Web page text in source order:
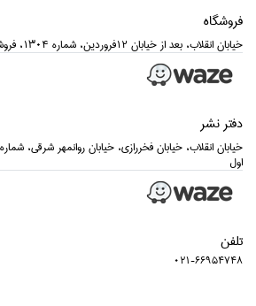
فروشگاه
خيابان انقلاب، بعد از خيابان 12فروردين، شماره 1304، فروشگاه كتاب ديدآور
دفتر نشر
اول
تلفن
021-66954748